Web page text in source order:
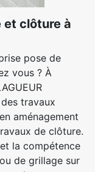
et clôture à
pose de
vous ? À
travaux
aménagement
de clôture.
la compétence
de grillage sur